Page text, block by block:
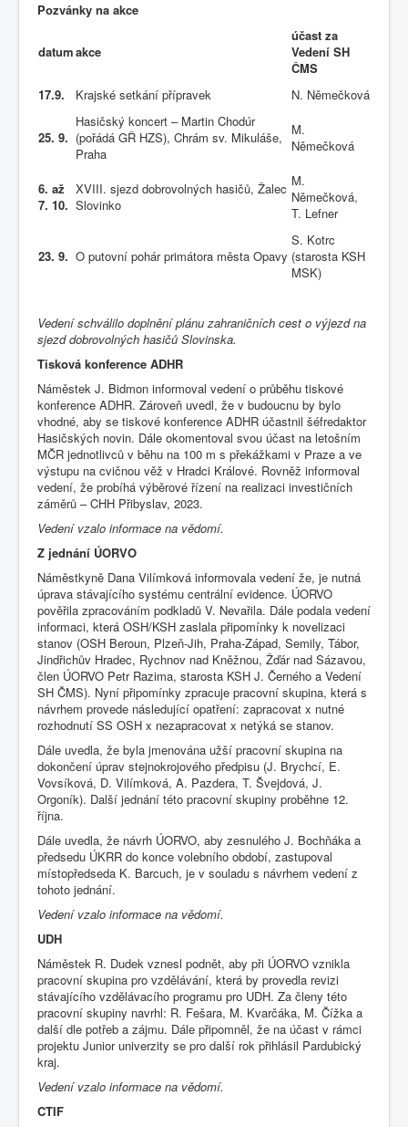
Pozvánky na akce
datumakce
účast za
Vedení SH
ČMS
17.9.
Krajské setkání přípravek N. Němečková
25. 9.
Hasičský koncert – Martin Chodúr
(pořádá GŘ HZS), Chrám sv. Mikuláše,
Praha
M.
Němečková
6. až
7. 10.
XVIII. sjezd dobrovolných hasičů, Žalec
Slovinko
M.
Němečková,
T. Lefner
23. 9. O putovní pohár primátora města Opavy
S. Kotrc
(starosta KSH
MSK)
Vedení schválilo doplnění plánu zahraničních cest o výjezd na
sjezd dobrovolných hasičů Slovinska.
Tisková konference ADHR
Náměstek J. Bidmon informoval vedení o průběhu tiskové
konference ADHR. Zároveň uvedl, že v budoucnu by bylo
vhodné, aby se tiskové konference ADHR účastnil šéfredaktor
Hasičských novin. Dále okomentoval svou účast na letošním
MČR jednotlivců v běhu na 100 m s překážkami v Praze a ve
výstupu na cvičnou věž v Hradci Králové. Rovněž informoval
vedení, že probíhá výběrové řízení na realizaci investičních
záměrů – CHH Přibyslav, 2023.
Vedení vzalo informace na vědomí.
Z jednání ÚORVO
Náměstkyně Dana Vilímková informovala vedení že, je nutná
úprava stávajícího systému centrální evidence. ÚORVO
pověřila zpracováním podkladů V. Nevařila. Dále podala vedení
informaci, která OSH/KSH zaslala připomínky k novelizaci
stanov (OSH Beroun, Plzeň-Jih, Praha-Západ, Semily, Tábor,
Jindřichův Hradec, Rychnov nad Kněžnou, Žďár nad Sázavou,
člen ÚORVO Petr Razima, starosta KSH J. Černého a Vedení
SH ČMS). Nyní připomínky zpracuje pracovní skupina, která s
návrhem provede následující opatření: zapracovat x nutné
rozhodnutí SS OSH x nezapracovat x netýká se stanov.
Dále uvedla, že byla jmenována užší pracovní skupina na
dokončení úprav stejnokrojového předpisu (J. Brychcí, E.
Vovsíková, D. Vilímková, A. Pazdera, T. Švejdová, J.
Orgoník). Další jednání této pracovní skupiny proběhne 12.
října.
Dále uvedla, že návrh ÚORVO, aby zesnulého J. Bochňáka a
předsedu ÚKRR do konce volebního období, zastupoval
místopředseda K. Barcuch, je v souladu s návrhem vedení z
tohoto jednání.
Vedení vzalo informace na vědomí.
UDH
Náměstek R. Dudek vznesl podnět, aby při ÚORVO vznikla
pracovní skupina pro vzdělávání, která by provedla revizi
stávajícího vzdělávacího programu pro UDH. Za členy této
pracovní skupiny navrhl: R. Fešara, M. Kvarčáka, M. Čížka a
další dle potřeb a zájmu. Dále připomněl, že na účast v rámci
projektu Junior univerzity se pro další rok přihlásil Pardubický
kraj.
Vedení vzalo informace na vědomí.
CTIF